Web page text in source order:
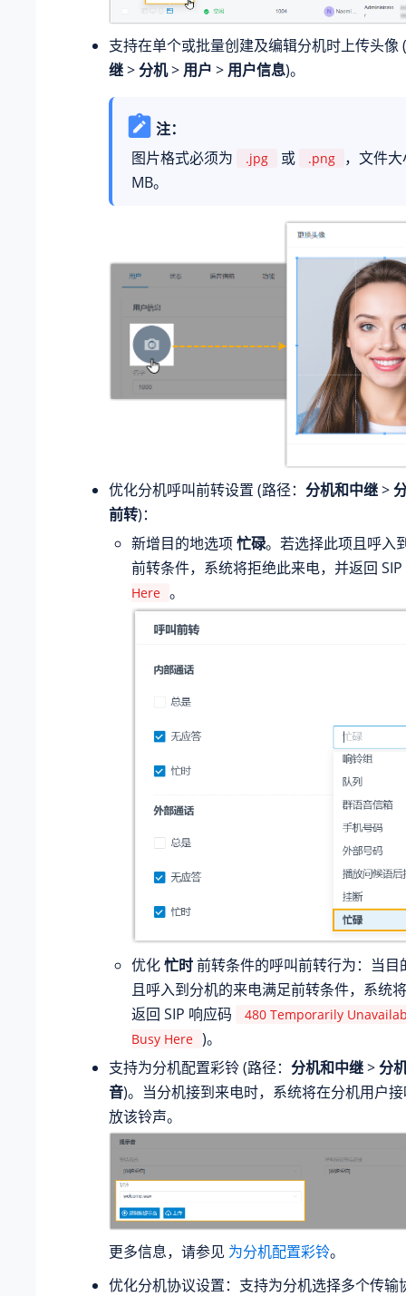
支持在单个或批量创建及编辑分机时上传头像
继>分机>用户 >用户信息)。
注：
图片格式必须为
.jpg 或 .png
，文件
MB。
优化分机呼叫前转设置 (路径： 分机和中继>
前转)：
新增目的地选项忙碌。若选择此项且呼入
前转条件，系统将拒绝此来电，并返回
Here 。
优化忙时前转条件的呼叫前转行为：当
且呼入到分机的来电满足前转条件，系统
返回 SIP 响应码
480 Temporarily
Busy Here )。
支持为分机配置彩铃 (路径： 分机和中继>分
音)。当分机接到来电时，系统将在分机用户
放该铃声。
更多信息，请参见 为分机配置彩铃。
优化分机协议设置：支持为分机选择多个传输